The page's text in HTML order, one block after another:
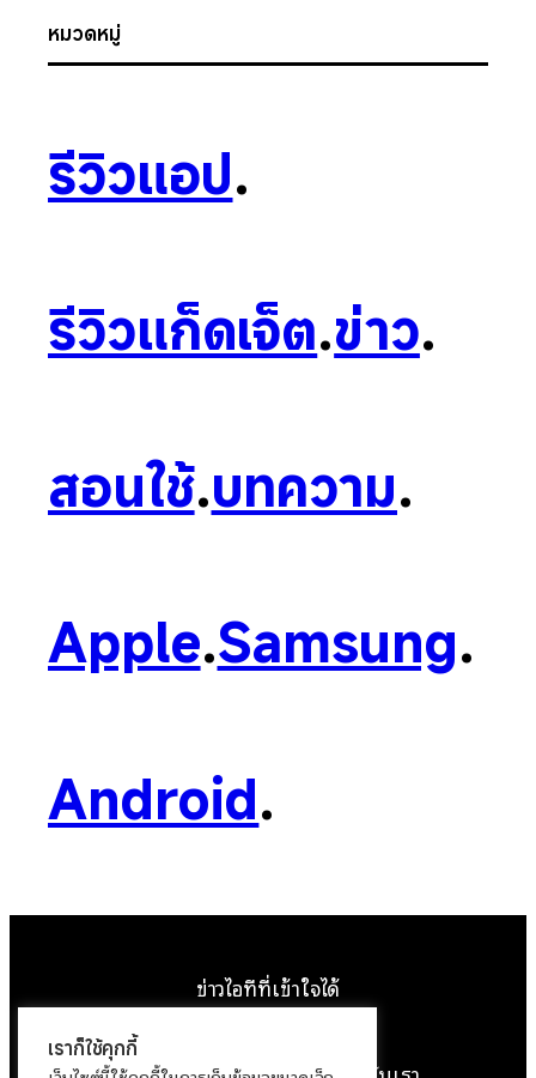
หมวดหมู่
รีวิวแอป.
รีวิวแก็ดเจ็ต.ข่าว.
สอนใช้.บทความ.
Apple.Samsung.
Android.
ข่าวไอทีที่เข้าใจได้
เราก็ใช้คุกกี้